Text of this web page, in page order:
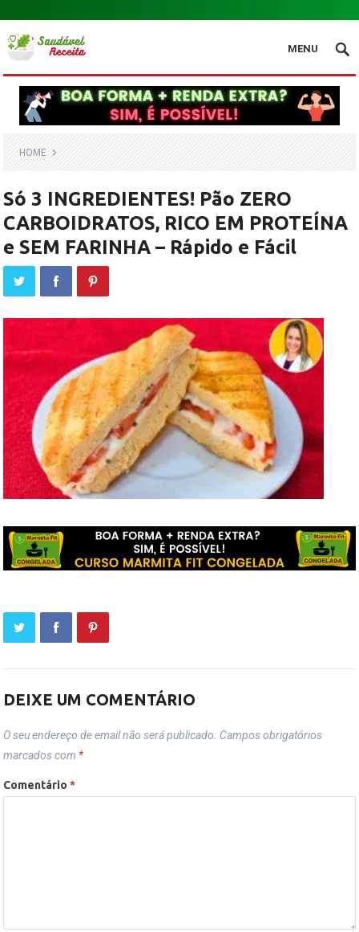
.
MENU
HOME
Só 3 INGREDIENTES! Pão ZERO
CARBOIDRATOS, RICO EM PROTEÍNA
e SEM FARINHA – Rápido e Fácil
DEIXE UM COMENTÁRIO
O seu endereço de email não será publicado. Campos obrigatórios
marcados com *
Comentário*